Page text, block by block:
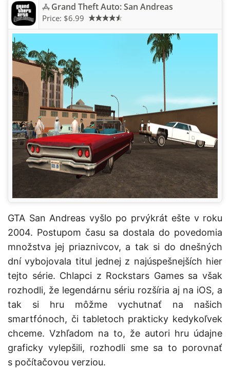
Grand Theft Auto: San Andreas
Price: $6.99
GTA San Andreas vyšlo po prvýkrát ešte v roku
2004. Postupom času sa dostala do povedomia
množstva jej priaznivcov, a tak si do dnešných
dní vybojovala titul jednej z najúspešnejších hier
tejto série. Chlapci z Rockstars Games sa však
rozhodli, že legendárnu sériu rozšíria aj na iOS, a
tak si hru môžme vychutnať na našich
smartfónoch, či tabletoch prakticky kedykoľvek
chceme. Vzhľadom na to, že autori hru údajne
graficky vylepšili, rozhodli sme sa to porovnať
s počítačovou verziou.